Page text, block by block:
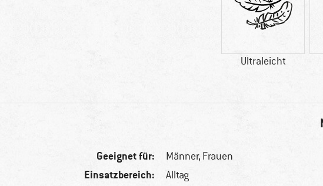
Ultraleicht
Geeignet für: Männer, Frauen
Einsatzbereich: Alltag